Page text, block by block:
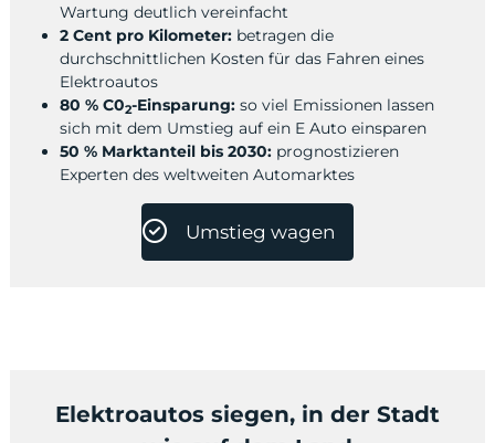
Wartung deutlich vereinfacht
2 Cent pro Kilometer:betragen die
durchschnittlichen Kosten für das Fahren eines
Elektroautos
80 % C02-Einsparung: so viel Emissionen lassen
sich mit dem Umstieg auf ein E Auto einsparen
50 % Marktanteil bis 2030:prognostizieren
Experten des weltweiten Automarktes
Umstieg wagen
Elektroautos siegen, in der Stadt